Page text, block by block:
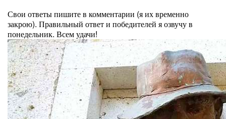
Свои ответы пишите в комментарии (я их временно
закрою). Правильный ответ и победителей я озвучу в
понедельник. Всем удачи!